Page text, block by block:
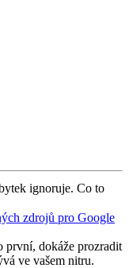
ignoruje. Co to
zdrojů pro Google
první, dokáže prozradit
ve vašem nitru.